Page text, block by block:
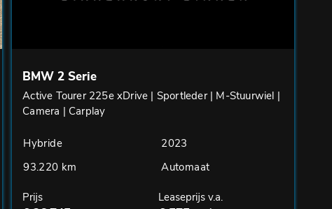
BMW 2 Serie
Active Tourer 225e xDrive | Sportleder | M-Stuurwiel |
Camera | Carplay
Hybride
2023
93.220 km
Automaat
Prijs Leaseprijs v.a.